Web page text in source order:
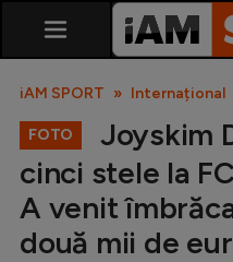
iAM SPORT Internațional
FOTO
Joyskim
cinci stele la
A venit
două mii de